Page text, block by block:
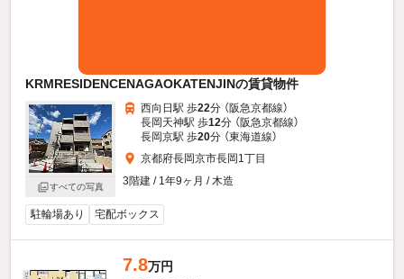
KRMRESIDENCENAGAOKATENJINの賃貸物件
すべての写真
西向日駅 歩22分 （阪急京都線）
長岡天神駅 歩12分 （阪急京都線）
長岡京駅 歩20分 （東海道線）
京都府長岡京市長岡1丁目
3階建 / 1年9ヶ月 / 木造
駐輪場あり 宅配ボックス
7.8万円